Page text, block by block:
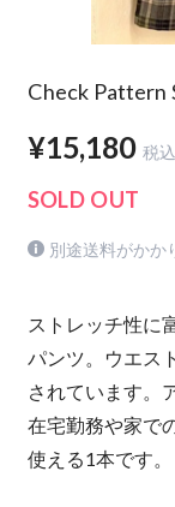
Check
¥15,180 税込
SOLD OUT
別途送料がかか
ストレッチ性に
パンツ。ウエス
されています。
在宅勤務や家で
使える1本です。